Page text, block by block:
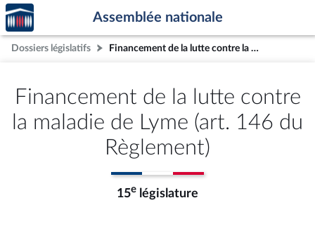
Aller au contenu
Aller en bas de la page
Accèder
à la
page
d'accueil
Assemblée nationale
Dossiers législatifs Financement de la lutte contre la maladie de Lyme (art. 146 du Règlement)
Financement de la lutte contre
la maladie de Lyme (art. 146 du
Règlement)
15e législature